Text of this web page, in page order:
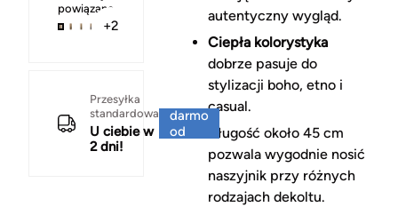
powiązane
+2
Przesyłka
standardowa
U ciebie w
2 dni!
darmo
od
autentyczny wygląd.
Ciepła kolorystyka
dobrze pasuje do
stylizacji boho, etno i
casual.
Długość około 45 cm
pozwala wygodnie nosić
naszyjnik przy różnych
rodzajach dekoltu.